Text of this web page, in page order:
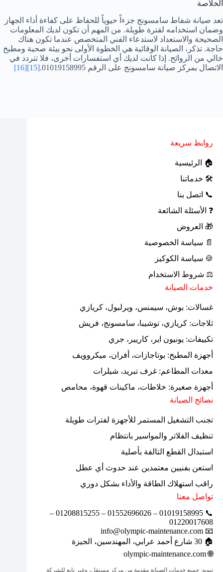
الخلاصة
تعد صيانة شفاط سامسونج جزءاً حيوياً للحفاظ على كفاءة أداء الجهاز
وضمان استخدامه لفترة طويلة. من المهم أن تكون لديك المعلومات
الصحيحة والاستعداد لاستدعاء الفني المتخصص عندما تكون هناك
حاجة. تذكر، الصيانة الوقائية هي الخطوة الأولى نحو بيئة صحية ومطبخ
خالي من الروائح. إذا كانت لديك أي استفسارات أخرى، فلا تتردد في
الاتصال بمركز صيانة سامسونج على الرقم 01019158995.
[15]
[16]
روابط سريعة
🏠 الرئيسية
🛠 خدماتنا
📞 اتصل بنا
❓ الأسئلة الشائعة
🎁 العروض
📄 سياسة الخصوصية
🍪 سياسة الكوكيز
⚖ شروط الاستخدام
خدمات الصيانة
غسالات: بوش، سيمنس، ويرلبول، كريازي
ثلاجات: كريازي، توشيبا، سامسونج، فريش
تكييفات: يونيون اير، كاريير، جري
أجهزة المطبخ: بوتاجازات، أفران، ميكروويف
معدات المطاعم: غرف تبريد، شيلرات
أجهزة صغيرة: خلاطات، ماكينات قهوة، محامص
نصائح الصيانة
تجنب التشغيل المستمر للأجهزة لفترات طويلة
تنظيف الفلاتر والمواسير بانتظام
استبدال القطع التالفة بأصلية
استعن بفنيين معتمدين عند حدوث أي عطل
راقب استهلاك الطاقة والأداء بشكل دوري
تواصل معنا
📞 01019158995 – 01552696026 – 01208815255 –
01220017608
📧 info@olympic-maintenance.com
🏠 30 شارع أحمد عرابي، المهندسين، الجيزة
🌐
olympic-maintenance.com
تنويه: جميع خدمات الصيانة مقدمة من مركز مستقل، وغير تابع للشركة